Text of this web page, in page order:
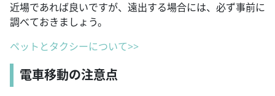
近場であれば良いですが、遠出する場合には、必ず事前に
調べておきましょう。
ペットとタクシーについて>>
電車移動の注意点